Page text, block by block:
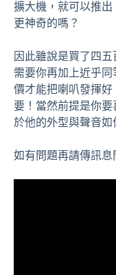
擴大機，就可以推出
更神奇的嗎？
因此雖說是買了四
需要你再加上近乎
價才能把喇叭發揮
要！當然前提是你
於他的外型與聲音
如有問題再請傳訊息